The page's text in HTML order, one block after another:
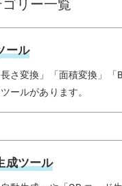
リー一覧
ール
長さ変換」「面積変換」
ールがあります。
成ツール